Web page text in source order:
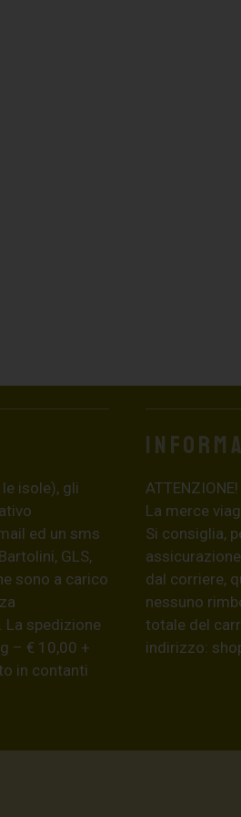
isole), gli
ed un sms
GLS,
sono a carico
La spedizione
– € 10,00 +
in contanti
ATTENZIONE!
La merce
Si consiglia,
dal corriere,
nessuno
totale del
indirizzo: